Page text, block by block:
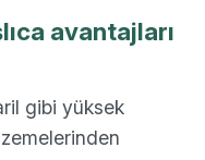
avantajları
gibi yüksek